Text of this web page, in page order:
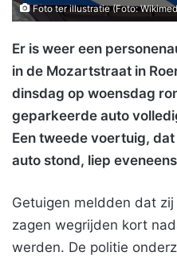
Foto ter illustratie (Foto:
Er is weer een
in de Mozartstraat in
dinsdag op woensdag
geparkeerde auto
Een tweede voertuig,
auto stond, liep
Getuigen meldden dat
zagen wegrijden kort
werden. De politie